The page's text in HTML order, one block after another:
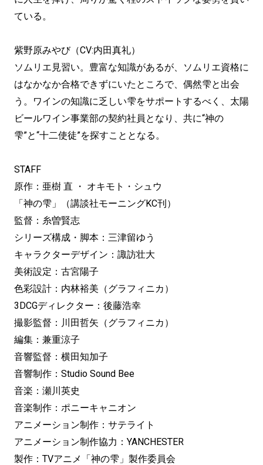
ている。
紫野原みやび（CV:内田真礼）
ソムリエ見習い。豊富な知識があるが、ソムリエ資格に
はなかなか合格できずにいたところで、偶然雫と出会
う。ワインの知識に乏しい雫をサポートするべく、太陽
ビールワイン事業部の契約社員となり、共に“神の
雫”と“十二使徒”を探すこととなる。
STAFF
原作：亜樹 直 ・ オキモト・シュウ
「神の雫」（講談社モーニングKC刊）
監督：糸曽賢志
シリーズ構成・脚本：三津留ゆう
キャラクターデザイン：諏訪壮大
美術設定：古宮陽子
色彩設計：内林裕美（グラフィニカ）
3DCGディレクター：後藤浩幸
撮影監督：川田哲矢（グラフィニカ）
編集：兼重涼子
音響監督：横田知加子
音響制作：Studio Sound Bee
音楽：瀬川英史
音楽制作：ポニーキャニオン
アニメーション制作：サテライト
アニメーション制作協力：YANCHESTER
製作：TVアニメ「神の雫」製作委員会